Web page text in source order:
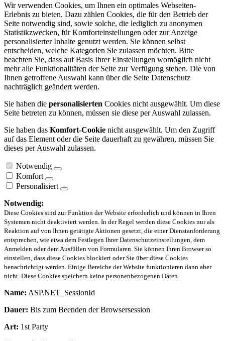
Wir verwenden Cookies, um Ihnen ein optimales Webseiten-
Erlebnis zu bieten. Dazu zählen Cookies, die für den Betrieb der
Seite notwendig sind, sowie solche, die lediglich zu anonymen
Statistikzwecken, für Komforteinstellungen oder zur Anzeige
personalisierter Inhalte genutzt werden. Sie können selbst
entscheiden, welche Kategorien Sie zulassen möchten. Bitte
beachten Sie, dass auf Basis Ihrer Einstellungen womöglich nicht
mehr alle Funktionalitäten der Seite zur Verfügung stehen. Die von
Ihnen getroffene Auswahl kann über die Seite Datenschutz
nachträglich geändert werden.
Sie haben die personalisierten Cookies nicht ausgewählt. Um diese
Seite betreten zu können, müssen sie diese per Auswahl zulassen.
Sie haben das Komfort-Cookie nicht ausgewählt. Um den Zugriff
auf das Element oder die Seite dauerhaft zu gewähren, müssen Sie
dieses per Auswahl zulassen.
Notwendig
Komfort
Personalisiert
Notwendig:
Diese Cookies sind zur Funktion der Website erforderlich und können in Ihren
Systemen nicht deaktiviert werden. In der Regel werden diese Cookies nur als
Reaktion auf von Ihnen getätigte Aktionen gesetzt, die einer Dienstanforderung
entsprechen, wie etwa dem Festlegen Ihrer Datenschutzeinstellungen, dem
Anmelden oder dem Ausfüllen von Formularen. Sie können Ihren Browser so
einstellen, dass diese Cookies blockiert oder Sie über diese Cookies
benachrichtigt werden. Einige Bereiche der Website funktionieren dann aber
nicht. Diese Cookies speichern keine personenbezogenen Daten.
Name: ASP.NET_SessionId
Dauer: Bis zum Beenden der Browsersession
Art: 1st Party